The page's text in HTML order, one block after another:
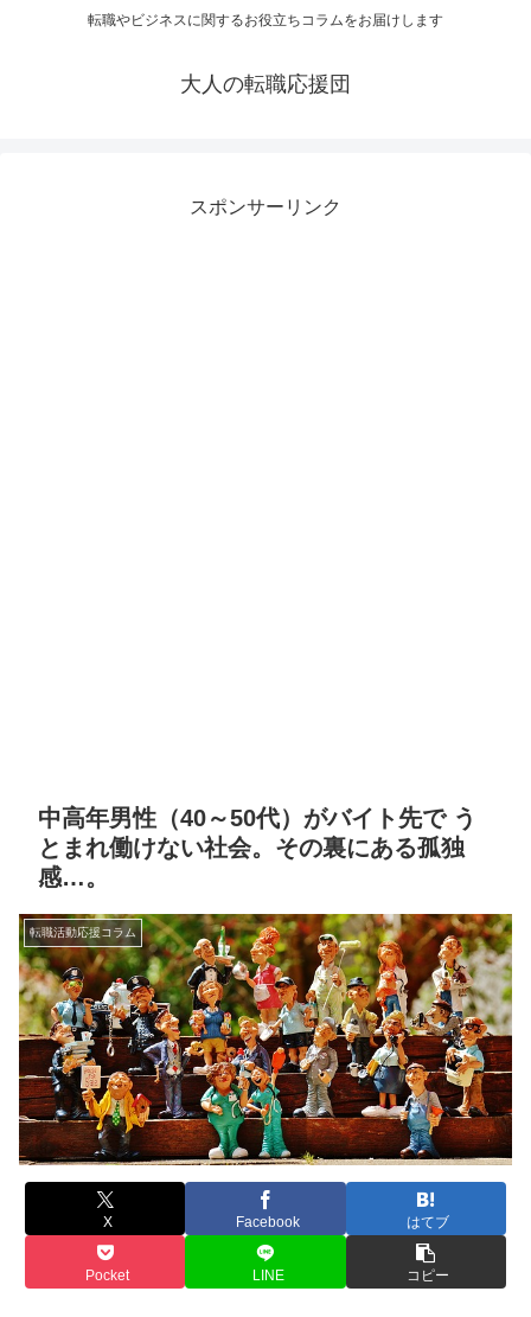
転職やビジネスに関するお役立ちコラムをお届けします
大人の転職応援団
スポンサーリンク
中高年男性（40～50代）がバイト先で う
とまれ働けない社会。その裏にある孤独
感…。
転職活動応援コラム
X Facebook はてブ
Pocket LINE コピー